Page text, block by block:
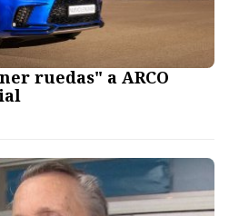
ruedas" a ARCO